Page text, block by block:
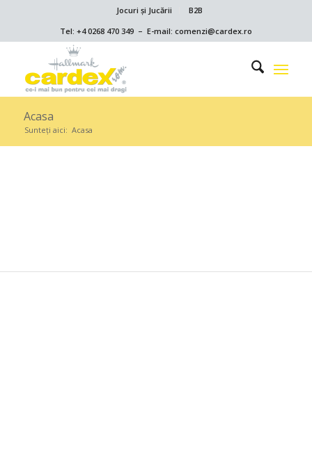
Jocuri și Jucării
B2B
Tel: +4 0268 470 349 – E-mail: comenzi@cardex.ro
Acasa
Sunteți aici: Acasa